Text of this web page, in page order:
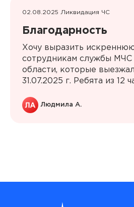
02.08.2025 Ликвидация ЧС
Благодарность
Хочу выразить
сотрудникам службы МЧС
области, которые
31.07.2025 г. Ребята из 12
слаженно, несмотря на
устранили в кратчайшие
Людмила А.